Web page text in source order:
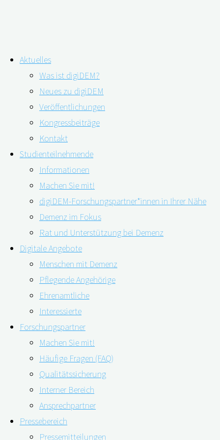
Inhalt
springen
Aktuelles
Was ist digiDEM?
Neues zu digiDEM
Veröffentlichungen
Kongressbeiträge
Kontakt
Studienteilnehmende
Informationen
Machen Sie mit!
digiDEM-Forschungspartner*innen in Ihrer Nähe
Demenz im Fokus
Rat und Unterstützung bei Demenz
Digitale Angebote
Menschen mit Demenz
Pflegende Angehörige
Ehrenamtliche
Interessierte
Forschungspartner
Machen Sie mit!
Häufige Fragen (FAQ)
Qualitätssicherung
Interner Bereich
Ansprechpartner
Pressebereich
Pressemitteilungen
Schlagwort:Doppelbelastung
Unter Druck: Berufstätige pflegende
Angehörige von Menschen mit Demenz
07.06.2021
Wenn jemand ein Familienmitglied pflegt und
gleichzeitig noch voll im Beruf steht, kostet das viel
Kraft. Diese Doppelbelastung wirkt sich noch stärker
aus, wenn es sich bei den Pflegebedürftigen um
Menschen mit Demenz handelt. Das zeigt eine aktuelle
Untersuchung aus Kanada. Die Studie von Joel